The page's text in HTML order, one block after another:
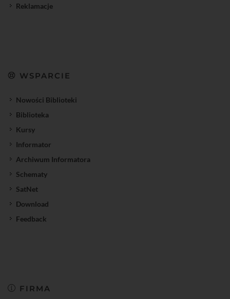
Reklamacje
WSPARCIE
Nowości Biblioteki
Biblioteka
Kursy
Informator
Archiwum Informatora
Schematy
SatNet
Download
Feedback
FIRMA